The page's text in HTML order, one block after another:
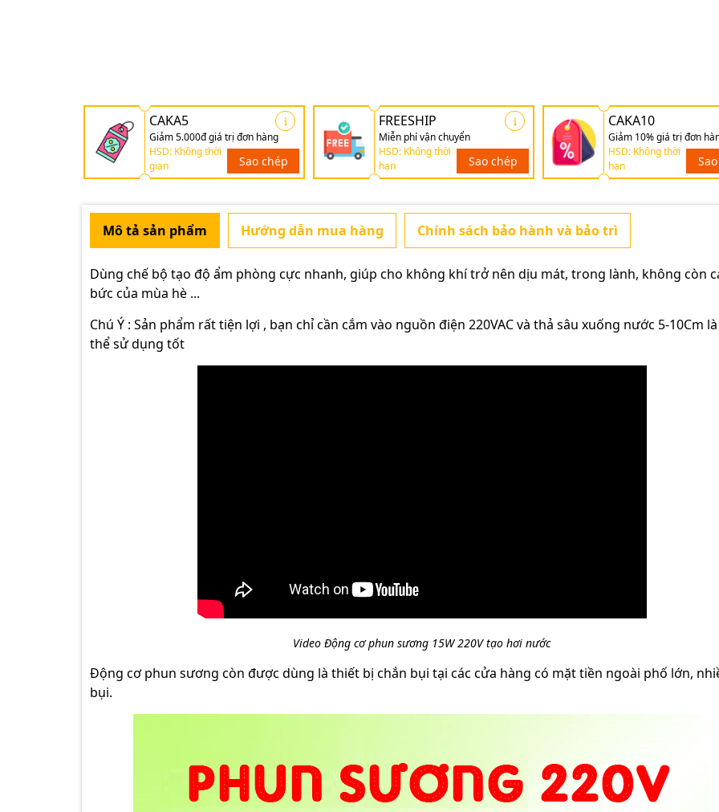
CAKA5
Giảm 5.000đ giá trị đơn hàng
HSD: Không thời
gian
Sao chép
FREESHIP
Miễn phí vận chuyển
HSD: Không thời
hạn
Sao chép
CAKA10
Giảm 10% giá trị đơn
HSD: Không thời
hạn
Mô tả sản phẩm Hướng dẫn mua hàng Chính sách bảo hành và bảo trì
Dùng chế bộ tạo độ ẩm phòng cực nhanh, giúp cho không khí trở nên dịu mát, trong lành, không còn
bức của mùa hè ...
Chú Ý : Sản phẩm rất tiện lợi , bạn chỉ cần cắm vào nguồn điện 220VAC và thả sâu xuống nước 5-10Cm
thể sử dụng tốt
Video Động cơ phun sương 15W 220V tạo hơi nước
Động cơ phun sương còn được dùng là thiết bị chắn bụi tại các cửa hàng có mặt tiền ngoài phố lớn,
bụi.